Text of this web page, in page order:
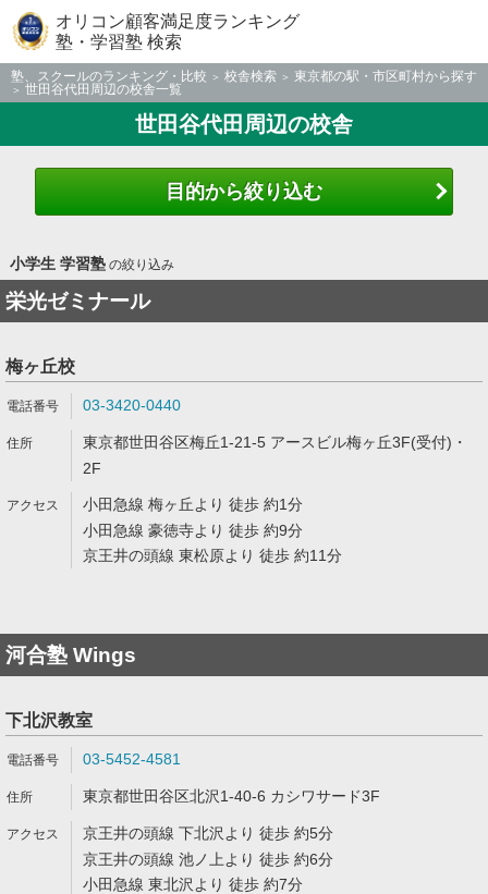
オリコン顧客満足度ランキング
塾・学習塾 検索
塾、スクールのランキング・比較 校舎検索
東京都の駅・市区町村から探す
世田谷代田周辺の校舎一覧
世田谷代田周辺の校舎
目的から絞り込む
小学生 学習塾の絞り込み
栄光ゼミナール
梅ヶ丘校
03-3420-0440
東京都世田谷区梅丘1-21-5 アースビル梅ヶ丘3F(受付)・
2F
小田急線 梅ヶ丘より 徒歩 約1分
小田急線 豪徳寺より 徒歩 約9分
京王井の頭線 東松原より 徒歩 約11分
河合塾 Wings
下北沢教室
03-5452-4581
東京都世田谷区北沢1-40-6 カシワサード3F
京王井の頭線 下北沢より 徒歩 約5分
京王井の頭線 池ノ上より 徒歩 約6分
小田急線 東北沢より 徒歩 約7分